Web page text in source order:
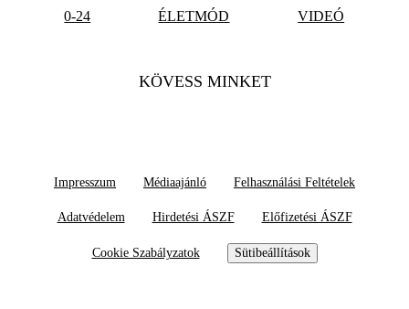
0-24 ÉLETMÓD VIDEÓ
KÖVESS MINKET
Impresszum Médiaajánló Felhasználási Feltételek
Adatvédelem Hirdetési ÁSZF Előfizetési ÁSZF
Cookie Szabályzatok Sütibeállítások